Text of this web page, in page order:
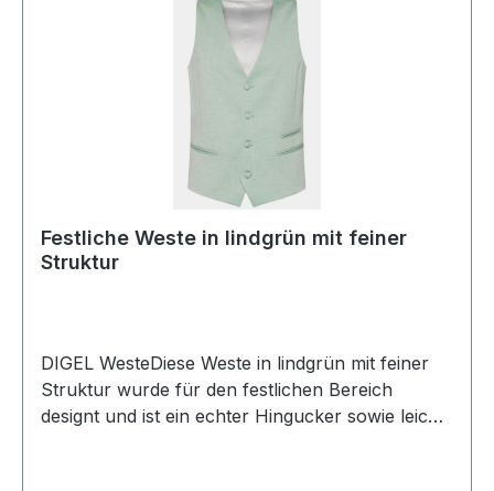
Festliche Weste in lindgrün mit feiner
Struktur
DIGEL WesteDiese Weste in lindgrün mit feiner
Struktur wurde für den festlichen Bereich
designt und ist ein echter Hingucker sowie leicht